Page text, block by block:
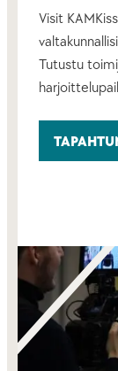
Visit
Tutustu